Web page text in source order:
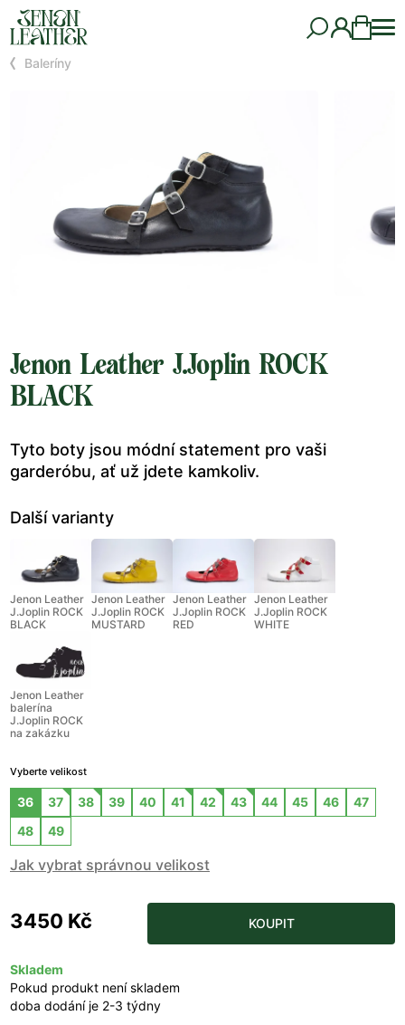
Baleríny
Jenon Leather J.Joplin ROCK
BLACK
Tyto boty jsou módní statement pro vaši
garderóbu, ať už jdete kamkoliv.
Další varianty
Jenon Leather
J.Joplin ROCK
BLACK
Jenon Leather
J.Joplin ROCK
MUSTARD
Jenon Leather
J.Joplin ROCK
RED
Jenon Leather
J.Joplin ROCK
WHITE
Jenon Leather
balerína
J.Joplin ROCK
na zakázku
Vyberte velikost
36 37 38 39 40 41 42 43 44 45 46
47
48
49
Jak vybrat správnou velikost
3450 Kč KOUPIT
Skladem
Pokud produkt není skladem
doba dodání je 2-3 týdny